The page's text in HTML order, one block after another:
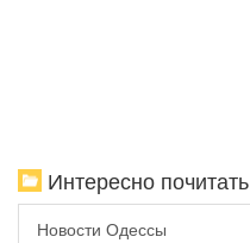
Интересно почитать
Новости Одессы